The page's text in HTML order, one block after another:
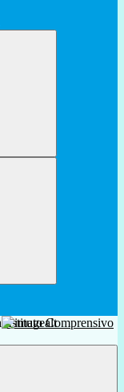
Istituto Comprensivo